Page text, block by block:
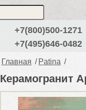
+7(800)500-1271
+7(495)646-0482
Главная / Patina /
Керамогранит